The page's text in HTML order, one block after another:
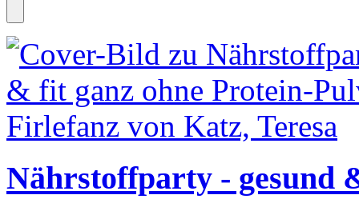
Nährstoffparty - gesund